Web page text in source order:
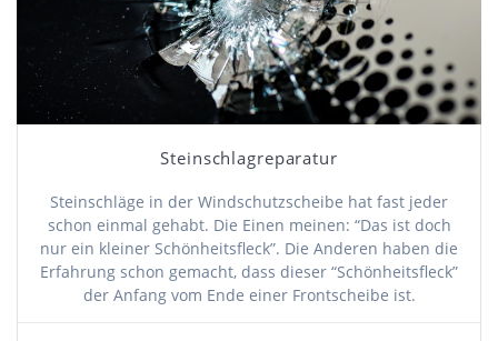
Steinschlagreparatur
Steinschläge in der Windschutzscheibe hat fast jeder
schon einmal gehabt. Die Einen meinen: “Das ist doch
nur ein kleiner Schönheitsfleck”. Die Anderen haben die
Erfahrung schon gemacht, dass dieser “Schönheitsfleck”
der Anfang vom Ende einer Frontscheibe ist.